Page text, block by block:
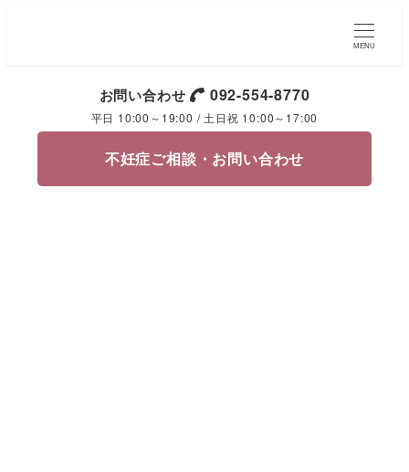
MENU
お問い合わせ 092-554-8770
平日 10:00～19:00 / 土日祝 10:00～17:00
不妊症ご相談・お問い合わせ